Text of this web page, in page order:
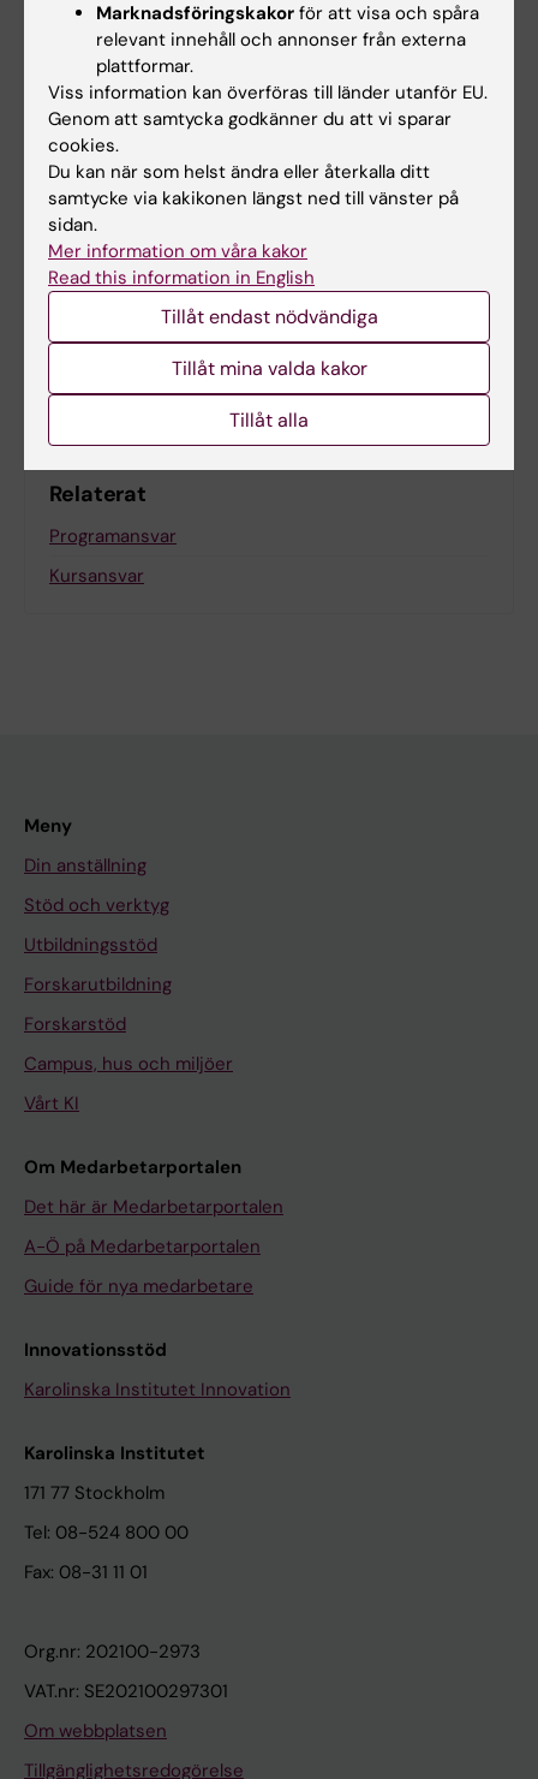
Hade du nytta av informationen på denna sida?
Yes
No
Innehållsgranskare:
Lena Atterwall
Sidan uppdaterad:2026-03-19
Relaterat
Programansvar
Kursansvar
Meny
Din anställning
Stöd och verktyg
Utbildningsstöd
Forskarutbildning
Forskarstöd
Campus, hus och miljöer
Vårt KI
Om Medarbetarportalen
Det här är Medarbetarportalen
A-Ö på Medarbetarportalen
Guide för nya medarbetare
Innovationsstöd
Karolinska Institutet Innovation
Karolinska Institutet
171 77 Stockholm
Tel: 08-524 800 00
Fax: 08-31 11 01
Org.nr: 202100-2973
VAT.nr: SE202100297301
Om webbplatsen
Tillgänglighetsredogörelse
Marknadsföringskakor för att visa och spåra
relevant innehåll och annonser från externa
plattformar.
Viss information kan överföras till länder utanför EU.
Genom att samtycka godkänner du att vi sparar
cookies.
Du kan när som helst ändra eller återkalla ditt
samtycke via kakikonen längst ned till vänster på
sidan.
Mer information om våra kakor
Read this information in English
Tillåt endast nödvändiga
Tillåt mina valda kakor
Tillåt alla